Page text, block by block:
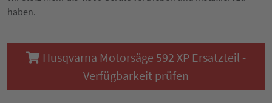
haben.
Husqvarna Motorsäge 592 XP Ersatzteil -
Verfügbarkeit prüfen